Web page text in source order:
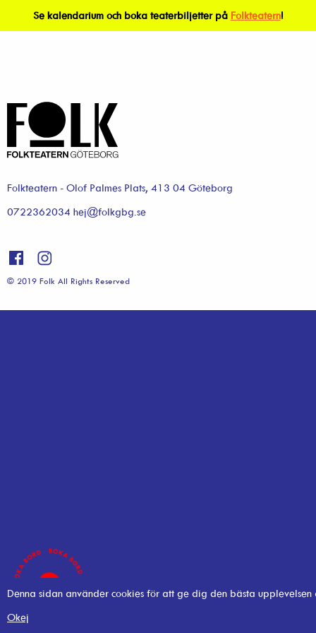
Se kalendarium och boka teaterbiljetter på Folkteatern!
Folkteatern - Olof Palmes Plats, 413 04 Göteborg
0722362034 hej@folkgbg.se
© 2019 Folk All Rights Reserved
Denna sidan använder cookies för att ge dig den bästa
Okej